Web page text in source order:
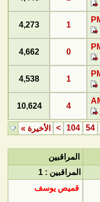
1
4,273
0
4,662
1
4,538
4
10,624
54
104
> الأخيرة »
المراقبين
المراقبين : 1
قميص يوسف